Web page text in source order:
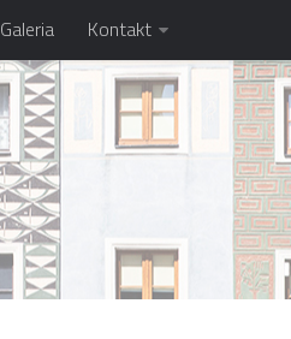
Galeria Kontakt